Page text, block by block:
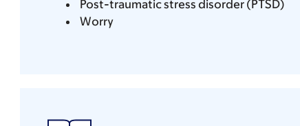
Post-traumatic stress disorder (PTSD)
Worry